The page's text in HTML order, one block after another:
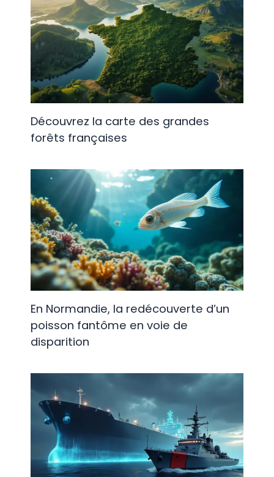
Découvrez la carte des grandes
forêts françaises
En Normandie, la redécouverte d’un
poisson fantôme en voie de
disparition